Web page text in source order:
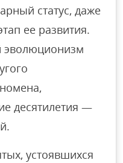
статус, даже
ее развития.
эволюционизм
десятилетия —
устоявшихся